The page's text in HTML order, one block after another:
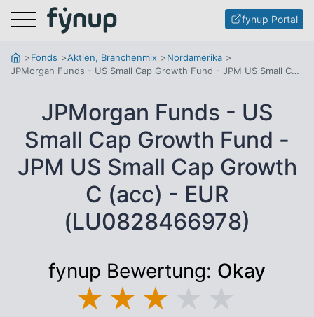
Menu fynup Portal
Fonds Aktien, Branchenmix
Nordamerika
JPMorgan Funds - US Small Cap Growth Fund - JPM US Small Cap Growth C (acc) - EUR
JPMorgan Funds - US
Small Cap Growth Fund -
JPM US Small Cap Growth
C (acc) - EUR
(LU0828466978)
fynup Bewertung: Okay
★ ★ ★